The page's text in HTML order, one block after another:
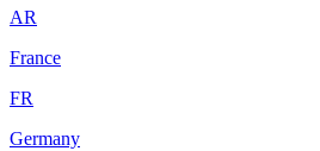
AR
France
FR
Germany